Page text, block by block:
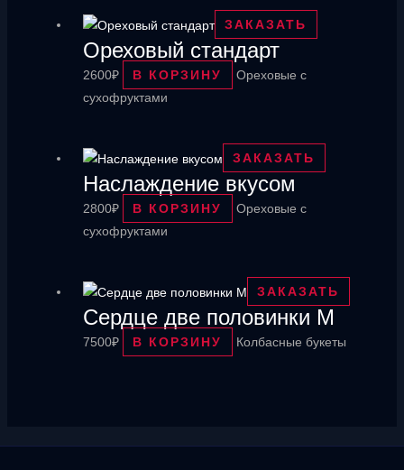
ЗАКАЗАТЬ
Ореховый стандарт
2600₽ В КОРЗИНУ
Ореховые с
сухофруктами
ЗАКАЗАТЬ
Наслаждение вкусом
2800₽ В КОРЗИНУ
Ореховые с
сухофруктами
ЗАКАЗАТЬ
Сердце две половинки M
7500₽ В КОРЗИНУ Колбасные букеты